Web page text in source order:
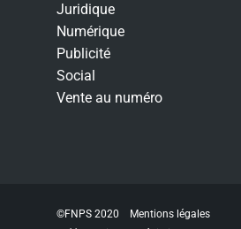
Juridique
Numérique
Publicité
Social
Vente au numéro
©FNPS 2020
Mentions légales